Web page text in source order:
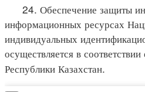
24. Обеспечение защиты
информационных ресурсах
индивидуальных
осуществляется в соответствии
Республики Казахстан.